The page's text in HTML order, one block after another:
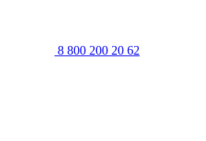
8 800 200 20 62